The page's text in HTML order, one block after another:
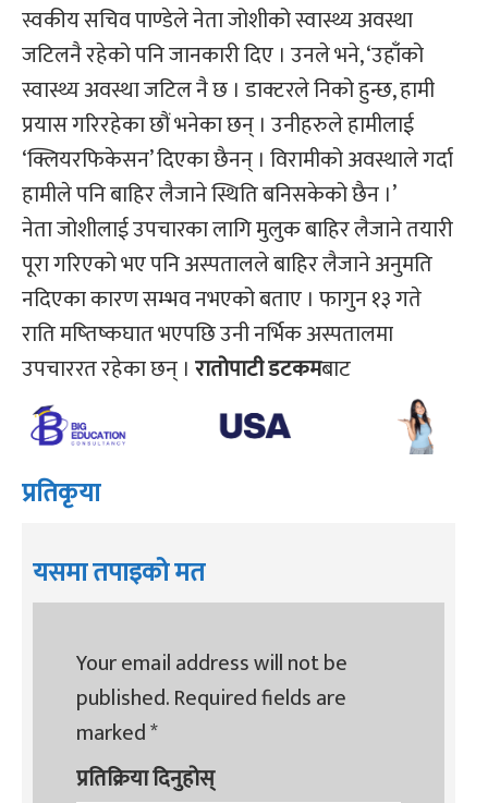
स्वकीय सचिव पाण्डेले नेता जोशीको स्वास्थ्य अवस्था
जटिलनै रहेको पनि जानकारी दिए । उनले भने, ‘उहाँको
स्वास्थ्य अवस्था जटिल नै छ । डाक्टरले निको हुन्छ, हामी
प्रयास गरिरहेका छौं भनेका छन् । उनीहरुले हामीलाई
‘क्लियरफिकेसन’ दिएका छैनन् । विरामीको अवस्थाले गर्दा
हामीले पनि बाहिर लैजाने स्थिति बनिसकेको छैन ।’
नेता जोशीलाई उपचारका लागि मुलुक बाहिर लैजाने तयारी
पूरा गरिएको भए पनि अस्पतालले बाहिर लैजाने अनुमति
नदिएका कारण सम्भव नभएको बताए । फागुन १३ गते
राति मष्तिष्कघात भएपछि उनी नर्भिक अस्पतालमा
उपचाररत रहेका छन् । रातोपाटी डटकमबाट
प्रतिकृया
यसमा तपाइको मत
Your email address will not be
published.Required fields are
marked*
प्रतिक्रिया दिनुहोस्